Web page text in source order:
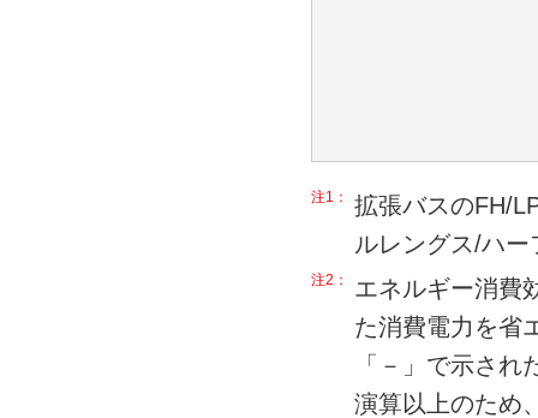
注1：
拡張バスのFH/
ルレングス/ハ
注2：
エネルギー消費
た消費電力を省
「－」で示さ
演算以上のため